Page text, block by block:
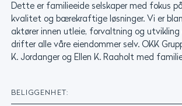
Dette er familieeide selskaper med fokus
kvalitet og bærekraftige løsninger. Vi er
aktører innen utleie, forvaltning og utvikling
drifter alle våre eiendommer selv. OKK
K. Jordanger og Ellen K. Raaholt med
BELIGGENHET: